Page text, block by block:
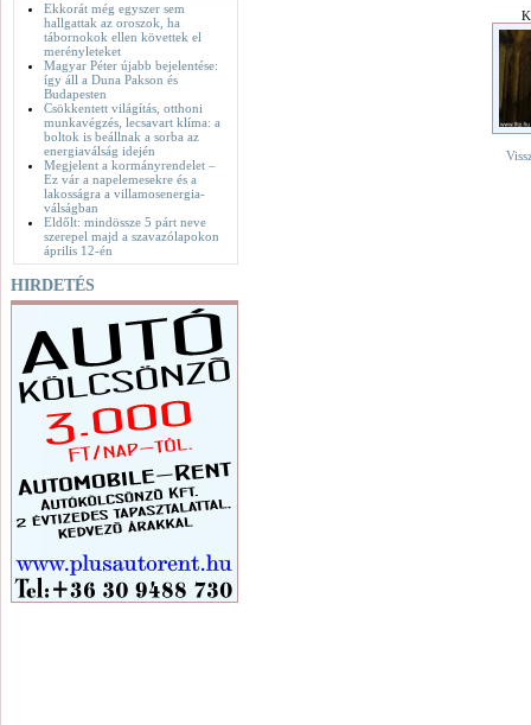
Ekkorát még egyszer sem
hallgattak az oroszok, ha
tábornokok ellen követtek el
merényleteket
Magyar Péter újabb bejelentése:
így áll a Duna Pakson és
Budapesten
Csökkentett világítás, otthoni
munkavégzés, lecsavart klíma: a
boltok is beállnak a sorba az
energiaválság idején
Megjelent a kormányrendelet –
Ez vár a napelemesekre és a
lakosságra a villamosenergia-
válságban
Eldőlt: mindössze 5 párt neve
szerepel majd a szavazólapokon
április 12-én
HIRDETÉS